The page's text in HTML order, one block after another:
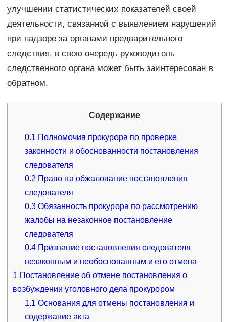
улучшении статистических показателей своей
деятельности, связанной с выявлением нарушений
при надзоре за органами предварительного
следствия, в свою очередь руководитель
следственного органа может быть заинтересован в
обратном.
Содержание
0.1 Полномочия прокурора по проверке
законности и обоснованности постановления
следователя
0.2 Право на обжалование постановления
следователя
0.3 Обязанность прокурора по рассмотрению
жалобы на незаконное постановление
следователя
0.4 Признание постановления следователя
незаконным и необоснованным и его отмена
1 Постановление об отмене постановления о
возбуждении уголовного дела прокурором
1.1 Основания для отмены постановления и
содержание акта